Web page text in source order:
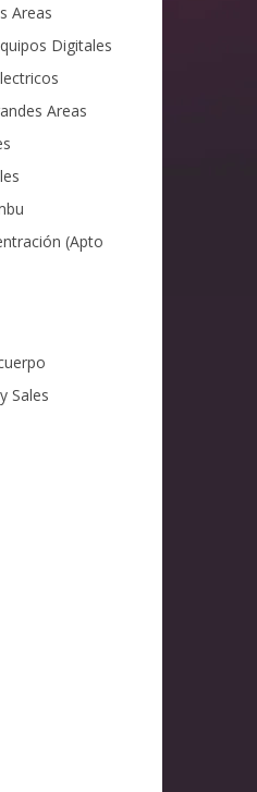
Areas
Digitales
Areas
(Apto
Sales